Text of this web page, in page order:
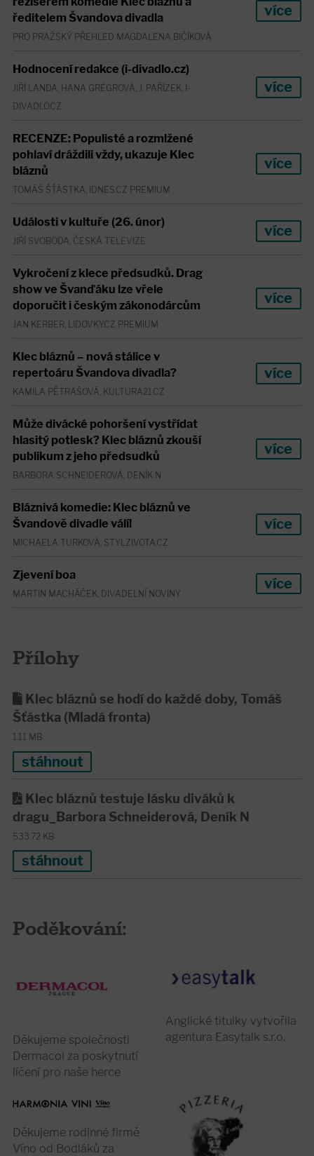
ředitelem Švandova divadla
PRO PRAŽSKÝ PŘEHLED MAGDALENA BIČÍKOVÁ
více
Hodnocení redakce (i-divadlo.cz)
JIŘÍ LANDA, HANA GRÉGROVÁ, J. PAŘÍZEK, I-
DIVADLO.CZ
více
RECENZE: Populisté a rozmlžené
pohlaví dráždili vždy, ukazuje Klec
bláznů
TOMÁŠ ŠŤÁSTKA, IDNES.CZ PREMIUM
více
Události v kultuře (26. únor)
JIŘÍ SVOBODA, ČESKÁ TELEVIZE
více
Vykročení z klece předsudků. Drag
show ve Švanďáku lze vřele
doporučit i českým zákonodárcům
JAN KERBER, LIDOVKY.CZ PREMIUM
více
Klec bláznů – nová stálice v
repertoáru Švandova divadla?
KAMILA PĚTRAŠOVÁ, KULTURA21.CZ
více
Může divácké pohoršení vystřídat
hlasitý potlesk? Klec bláznů zkouší
publikum z jeho předsudků
BARBORA SCHNEIDEROVÁ, DENÍK N
více
Bláznivá komedie: Klec bláznů ve
Švandově divadle válí!
MICHAELA TURKOVÁ, STYLZIVOTA.CZ
více
Zjevení boa
MARTIN MACHÁČEK, DIVADELNÍ NOVINY
více
Přílohy
Klec bláznů se hodí do každé doby, Tomáš
Šťástka (Mladá fronta)
1.11 MB
stáhnout
Klec bláznů testuje lásku diváků k
dragu_Barbora Schneiderová, Deník N
533.72 KB
stáhnout
Poděkování:
Děkujeme společnosti
Dermacol za poskytnutí
líčení pro naše herce
Anglické titulky vytvořila
agentura Easytalk s.r.o.
Děkujeme rodinné firmě
Víno od Bodláků za